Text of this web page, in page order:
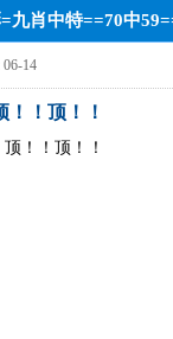
九肖中特==70中
14
！！顶！！
！！顶！！